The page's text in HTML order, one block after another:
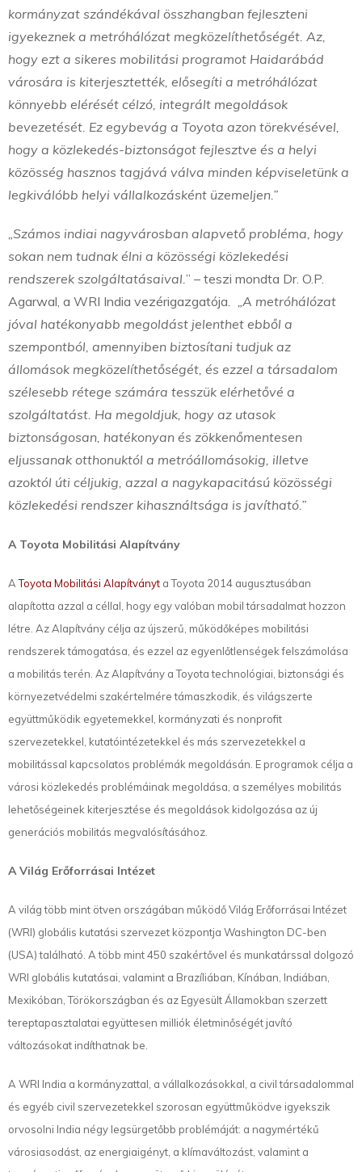
kormányzat szándékával összhangban fejleszteni
igyekeznek a metróhálózat megközelíthetőségét. Az,
hogy ezt a sikeres mobilitási programot Haidarábád
városára is kiterjesztették, elősegíti a metróhálózat
könnyebb elérését célzó, integrált megoldások
bevezetését. Ez egybevág a Toyota azon törekvésével,
hogy a közlekedés-biztonságot fejlesztve és a helyi
közösség hasznos tagjává válva minden képviseletünk a
legkiválóbb helyi vállalkozásként üzemeljen.”
„Számos indiai nagyvárosban alapvető probléma, hogy
sokan nem tudnak élni a közösségi közlekedési
rendszerek szolgáltatásaival. ” – teszi mondta Dr. O.P.
Agarwal, a WRI India vezérigazgatója . „A metróhálózat
jóval hatékonyabb megoldást jelenthet ebből a
szempontból, amennyiben biztosítani tudjuk az
állomások megközelíthetőségét, és ezzel a társadalom
szélesebb rétege számára tesszük elérhetővé a
szolgáltatást. Ha megoldjuk, hogy az utasok
biztonságosan, hatékonyan és zökkenőmentesen
eljussanak otthonuktól a metróállomásokig, illetve
azoktól úti céljukig, azzal a nagykapacitású közösségi
közlekedési rendszer kihasználtsága is javítható.”
A Toyota Mobilitási Alapítvány
AToyota Mobilitási Alapítványt a Toyota 2014 augusztusában
alapította azzal a céllal, hogy egy valóban mobil társadalmat hozzon
létre. Az Alapítvány célja az újszerű, működőképes mobilitási
rendszerek támogatása, és ezzel az egyenlőtlenségek felszámolása
a mobilitás terén. Az Alapítvány a Toyota technológiai, biztonsági és
környezetvédelmi szakértelmére támaszkodik, és világszerte
együttműködik egyetemekkel, kormányzati és nonprofit
szervezetekkel, kutatóintézetekkel és más szervezetekkel a
mobilitással kapcsolatos problémák megoldásán. E programok célja a
városi közlekedés problémáinak megoldása, a személyes mobilitás
lehetőségeinek kiterjesztése és megoldások kidolgozása az új
generációs mobilitás megvalósításához.
A Világ Erőforrásai Intézet
A világ több mint ötven országában működő Világ Erőforrásai Intézet
(WRI) globális kutatási szervezet központja Washington DC-ben
(USA) található. A több mint 450 szakértővel és munkatárssal dolgozó
WRI globális kutatásai, valamint a Brazíliában, Kínában, Indiában,
Mexikóban, Törökországban és az Egyesült Államokban szerzett
tereptapasztalatai együttesen milliók életminőségét javító
változásokat indíthatnak be.
A WRI India a kormányzattal, a vállalkozásokkal, a civil társadalommal
és egyéb civil szervezetekkel szorosan együttműködve igyekszik
orvosolni India négy legsürgetőbb problémáját: a nagymértékű
városiasodást, az energiaigényt, a klímaváltozást, valamint a